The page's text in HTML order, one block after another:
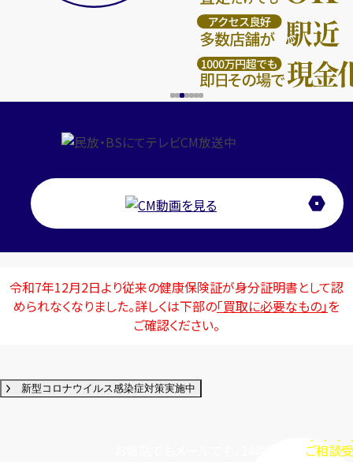
令和7年12月2日より従来の健康保険証が身分証明書として認
められなくなりました。詳しくは下部の「買取に必要なもの」を
ご確認ください。
新型コロナウイルス感染症対策実施中
ご相談